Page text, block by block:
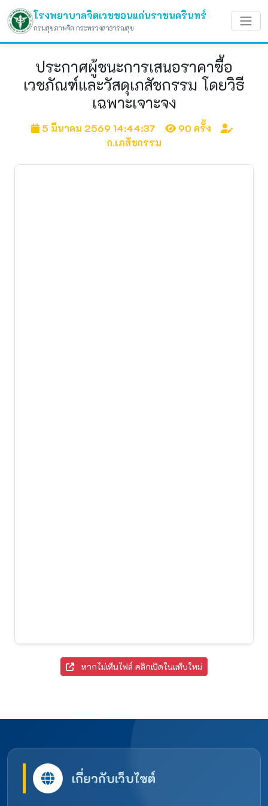
โรงพยาบาลจิตเวชขอนแก่นราชนครินทร์
กรมสุขภาพจิต กระทรวงสาธารณสุข
ประกาศผู้ชนะการเสนอราคาซื้อ
เวชภัณฑ์และวัสดุเภสัชกรรม โดยวิธี
เฉพาะเจาะจง
5 มีนาคม 2569 14:44:37
90 ครั้ง
ก.เภสัชกรรม
หากไม่เห็นไฟล์ คลิกเปิดในแท็บใหม่
เกี่ยวกับเว็บไซต์